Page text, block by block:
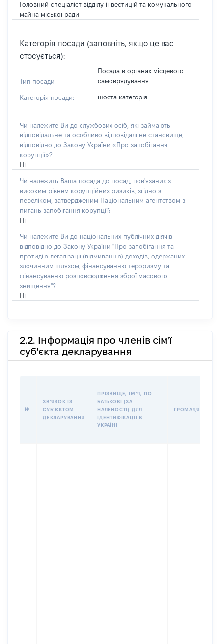
Головний спеціаліст відділу інвестицій та комунального
майна міської ради
Категорія посади (заповніть, якщо це вас
стосується):
Тип посади:
Посада в органах місцевого
самоврядування
Категорія посади: шоста категорія
Чи належите Ви до службових осіб, які займають
відповідальне та особливо відповідальне становище,
відповідно до Закону України «Про запобігання
корупції»?
Ні
Чи належить Ваша посада до посад, пов'язаних з
високим рівнем корупційних ризиків, згідно з
переліком, затвердженим Національним агентством з
питань запобігання корупції?
Ні
Чи належите Ви до національних публічних діячів
відповідно до Закону України "Про запобігання та
протидію легалізації (відмиванню) доходів, одержаних
злочинним шляхом, фінансуванню тероризму та
фінансуванню розповсюдження зброї масового
знищення"?
Ні
2.2. Інформація про членів сім'ї
суб'єкта декларування
№
ЗВʼЯЗОК ІЗ
СУБʼЄКТОМ
ДЕКЛАРУВАННЯ
ПРІЗВИЩЕ, ІМʼЯ, ПО
БАТЬКОВІ (ЗА
НАЯВНОСТІ) ДЛЯ
ІДЕНТИФІКАЦІЇ В
УКРАЇНІ
ГРОМАДЯНСТВО